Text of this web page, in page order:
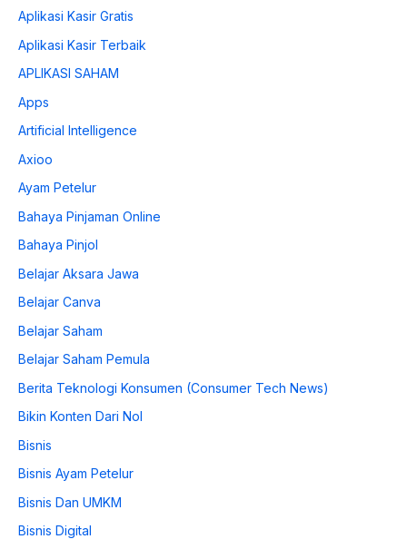
Aplikasi Kasir Gratis
Aplikasi Kasir Terbaik
APLIKASI SAHAM
Apps
Artificial Intelligence
Axioo
Ayam Petelur
Bahaya Pinjaman Online
Bahaya Pinjol
Belajar Aksara Jawa
Belajar Canva
Belajar Saham
Belajar Saham Pemula
Berita Teknologi Konsumen (Consumer Tech News)
Bikin Konten Dari Nol
Bisnis
Bisnis Ayam Petelur
Bisnis Dan UMKM
Bisnis Digital